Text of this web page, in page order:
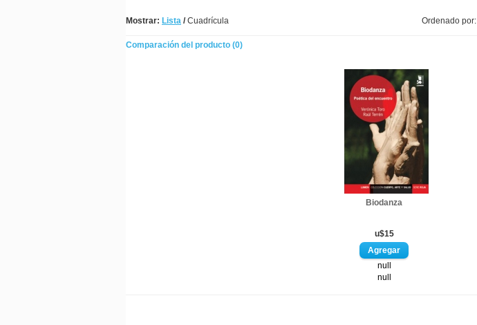
Mostrar: Lista /Cuadrícula Ordenado por:
Comparación del producto (0)
Biodanza
u$15
null
null